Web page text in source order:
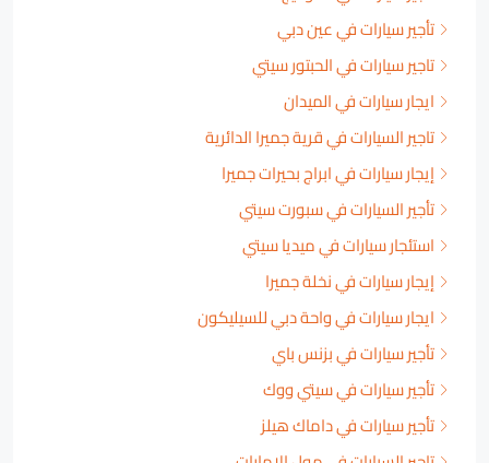
تأجير سيارات في عين دبي
تاجير سيارات في الحبتور سيتي
ايجار سيارات في الميدان
تاجير السيارات في قرية جميرا الدائرية
إيجار سيارات في ابراج بحيرات جميرا
تأجير السيارات في سبورت سيتي
استئجار سيارات في ميديا سيتي
إيجار سيارات في نخلة جميرا
ايجار سيارات في واحة دبي للسيليكون
تأجير سيارات في بزنس باي
تأجير سيارات في سيتي ووك
تأجير سيارات في داماك هيلز